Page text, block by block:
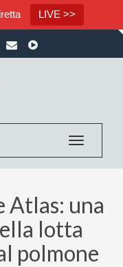
LIVE >>
Toggle
Atlas: una
lotta
polmone